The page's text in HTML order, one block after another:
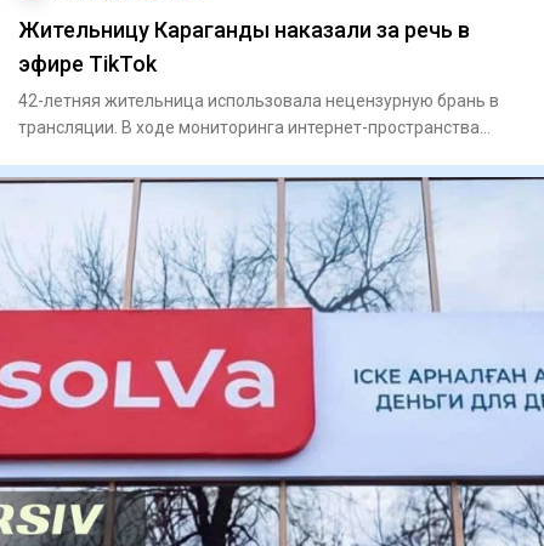
Жительницу Караганды наказали за речь в
эфире TikTok
42-летняя жительница использовала нецензурную брань в
трансляции. В ходе мониторинга интернет-пространства